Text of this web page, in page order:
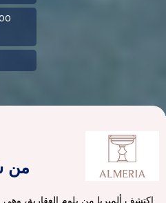
من
اكتشف ألميريا من بلوم العقارية،